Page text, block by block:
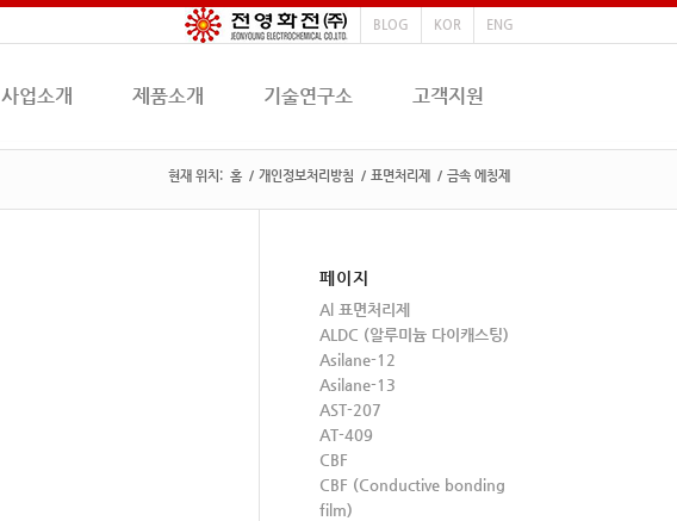
BLOG KOR ENG
사업소개 제품소개 기술연구소 고객지원
현재 위치: 홈 / 개인정보처리방침 / 표면처리제 / 금속 에칭제
페이지
Al 표면처리제
ALDC (알루미늄 다이캐스팅)
Asilane-12
Asilane-13
AST-207
AT-409
CBF
CBF (Conductive bonding
film)